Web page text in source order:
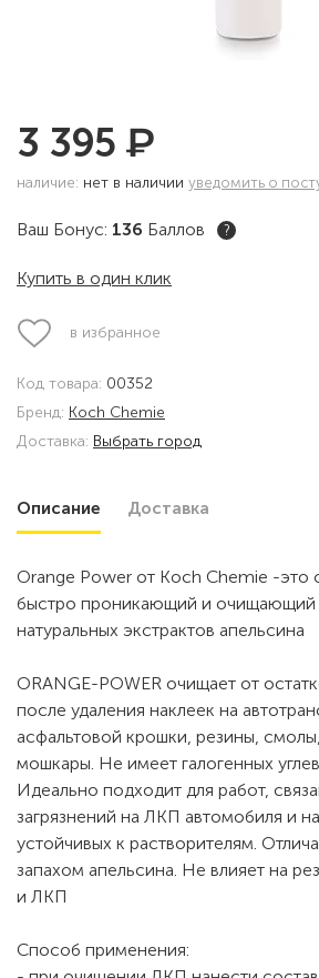
3 395 ₽
наличие: нет в наличии уведомить о
Ваш Бонус: 136 Баллов ?
Купить в один клик
в избранное
Код товара: 00352
Бренд: Koch Chemie
Доставка: Выбрать город
Описание Доставка
Orange Power от Koch Chemie -это
быстро проникающий и очищающий
натуральных экстрактов апельсина
ORANGE-POWER очищает от
после удаления наклеек на
асфальтовой крошки, резины,
мошкары. Не имеет галогенных
Идеально подходит для работ,
загрязнений на ЛКП автомобиля и
устойчивых к растворителям.
запахом апельсина. Не влияет на
и ЛКП
Способ применения: